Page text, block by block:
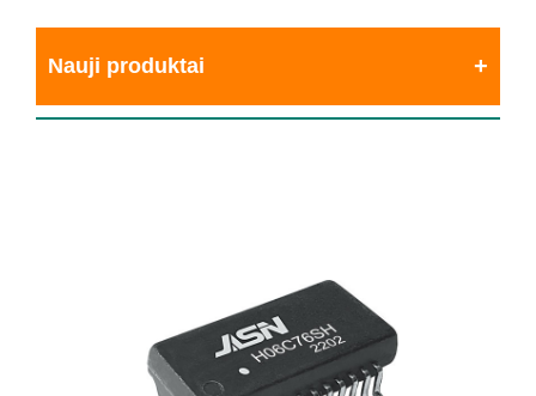
Nauji produktai